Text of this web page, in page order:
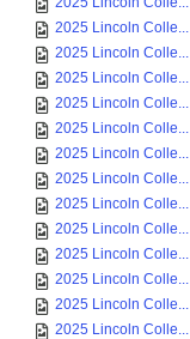
2025 Lincoln Colle...
2025 Lincoln Colle...
2025 Lincoln Colle...
2025 Lincoln Colle...
2025 Lincoln Colle...
2025 Lincoln Colle...
2025 Lincoln Colle...
2025 Lincoln Colle...
2025 Lincoln Colle...
2025 Lincoln Colle...
2025 Lincoln Colle...
2025 Lincoln Colle...
2025 Lincoln Colle...